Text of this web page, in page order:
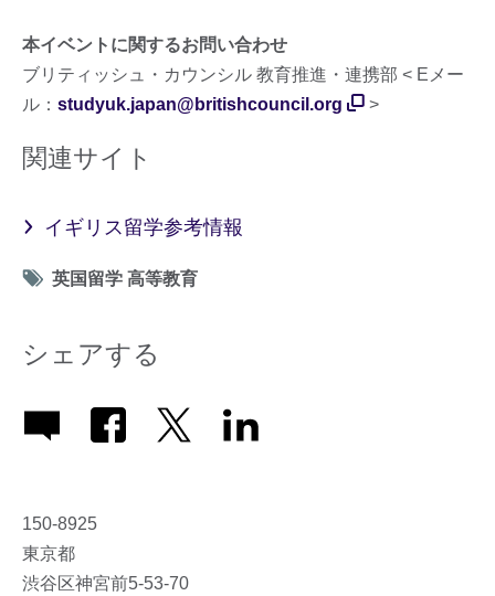
本イベントに関するお問い合わせ
ブリティッシュ・カウンシル 教育推進・連携部 < Eメー
ル： studyuk.japan@britishcouncil.org >
関連サイト
イギリス留学参考情報
Tag
英国留学 高等教育
シェアする
150-8925
東京都
渋谷区神宮前5-53-70